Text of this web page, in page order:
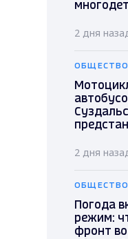
2 дня
ОБЩЕСТВО
2 дня
ОБЩЕСТВО
Погода
режим:
фронт